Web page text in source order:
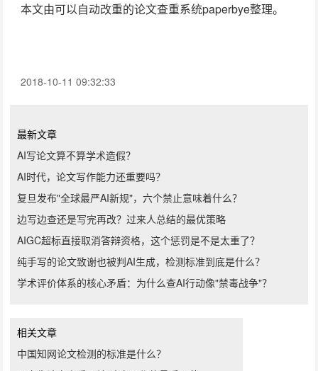
本文由可以自动改重的论文查重系统paperbye整理。
2018-10-11 09:32:33
最新文章
AI写论文算不算学术造假？
AI时代，论文写作能力还重要吗？
复旦发布"全球最严AI新规"，六个禁止意味着什么？
边写边查还是写完再改？过来人总结的最优策略
AIGC超标直接取消答辩资格，这个惩罚是不是太重了？
纯手写的论文致谢也被判AI生成，检测标准到底是什么？
学术评价体系的核心矛盾：为什么查AI行动像"禁毒战争"？
相关文章
中国知网论文检测的标准是什么？